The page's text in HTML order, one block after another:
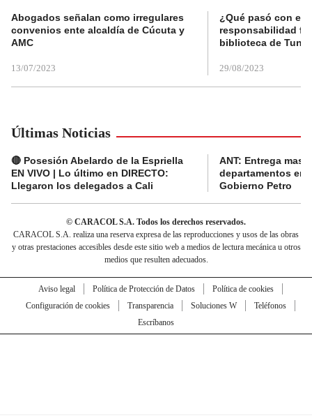
Abogados señalan como irregulares
convenios ente alcaldía de Cúcuta y
AMC
13/07/2023
¿Qué pasó con el
responsabilidad
biblioteca de
29/08/2023
Últimas Noticias
🔴 Posesión Abelardo de la Espriella
EN VIVO | Lo último en DIRECTO:
Llegaron los delegados a Cali
ANT: Entrega
departamentos en
Gobierno Petro
© CARACOL S.A. Todos los derechos reservados.
CARACOL S.A. realiza una reserva expresa de las reproducciones y usos de las obras
y otras prestaciones accesibles desde este sitio web a medios de lectura mecánica u otros
medios que resulten adecuados.
Aviso legal Política de Protección de Datos
Política de cookies
Configuración de cookies
Transparencia Soluciones W
Teléfonos
Escríbanos